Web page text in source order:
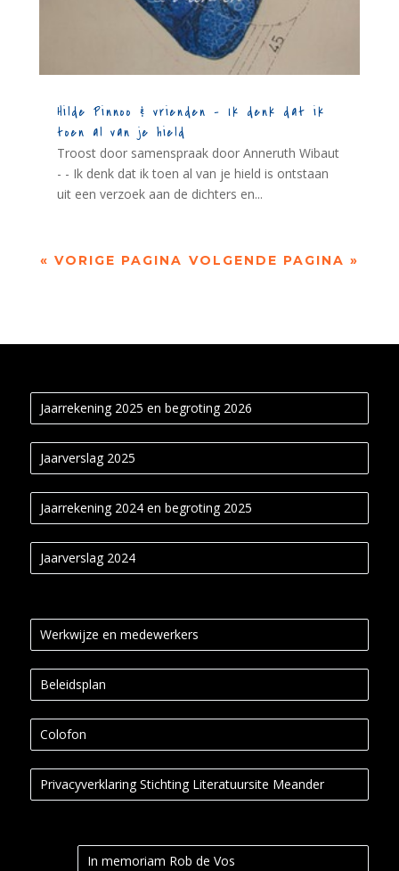
Hilde Pinnoo & vrienden – Ik denk dat ik
toen al van je hield
Troost door samenspraak door Anneruth Wibaut
- - Ik denk dat ik toen al van je hield is ontstaan
uit een verzoek aan de dichters en...
« VORIGE PAGINA VOLGENDE PAGINA »
Jaarrekening 2025 en begroting 2026
Jaarverslag 2025
Jaarrekening 2024 en begroting 2025
Jaarverslag 2024
Werkwijze en medewerkers
Beleidsplan
Colofon
Privacyverklaring Stichting Literatuursite Meander
In memoriam Rob de Vos